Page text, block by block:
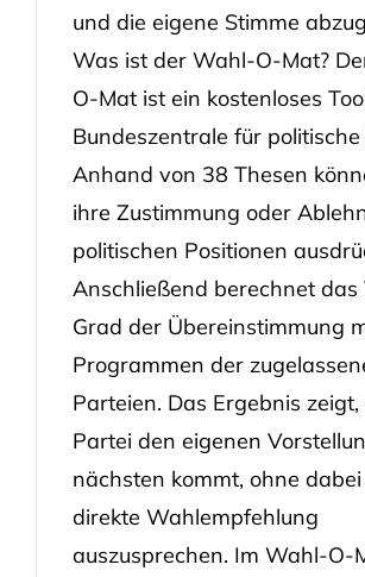
und die eigene Stimme
Was ist der Wahl-O-Mat?
O-Mat ist ein kostenloses
Bundeszentrale für politische
Anhand von 38 Thesen
ihre Zustimmung oder
politischen Positionen
Anschließend berechnet das
Grad der Übereinstimmung
Programmen der
Parteien. Das Ergebnis
Partei den eigenen
nächsten kommt, ohne
direkte Wahlempfehlung
auszusprechen. Im Wahl-O-